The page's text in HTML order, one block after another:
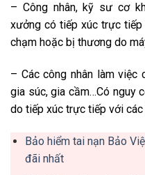
– Công nhân, kỹ sư cơ
xưởng có tiếp xúc trực
chạm hoặc bị thương do
– Các công nhân làm việc
gia súc, gia cầm…Có nguy
do tiếp xúc trực tiếp với
Bảo hiểm tai nạn Bảo
đãi nhất